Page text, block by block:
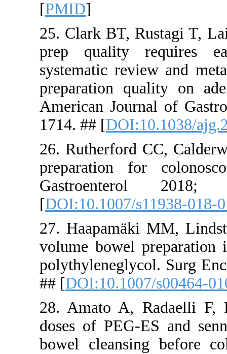
25. Clark
prep
American
1714. ## [
26.
[
27.
volume
## [
28.
doses of
bowel